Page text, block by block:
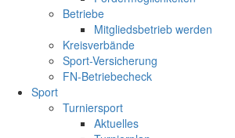
Betriebe
Mitgliedsbetrieb werden
Kreisverbände
Sport-Versicherung
FN-Betriebecheck
Sport
Turniersport
Aktuelles